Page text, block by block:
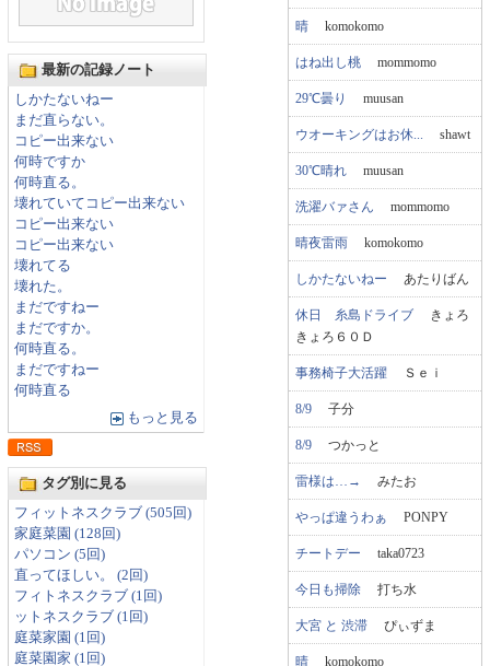
最新の記録ノート
しかたないねー
まだ直らない。
コピー出来ない
何時ですか
何時直る。
壊れていてコピー出来ない
コピー出来ない
コピー出来ない
壊れてる
壊れた。
まだですねー
まだですか。
何時直る。
まだですねー
何時直る
もっと見る
タグ別に見る
フィットネスクラブ (505回)
家庭菜園 (128回)
パソコン (5回)
直ってほしい。 (2回)
フィトネスクラブ (1回)
ットネスクラブ (1回)
庭菜家園 (1回)
庭菜園家 (1回)
晴 komokomo
はね出し桃 mommomo
29℃曇り muusan
ウオーキングはお休... shawt
30℃晴れ muusan
洗濯バァさん mommomo
晴夜雷雨 komokomo
しかたないねー あたりばん
休日 糸島ドライブ きょろ
きょろ６０Ｄ
事務椅子大活躍 Ｓｅｉ
8/9 子分
8/9 つかっと
雷様は…→ みたお
やっぱ違うわぁ PONPY
チートデー taka0723
今日も掃除 打ち水
大宮 と 渋滞 ぴぃずま
晴 komokomo